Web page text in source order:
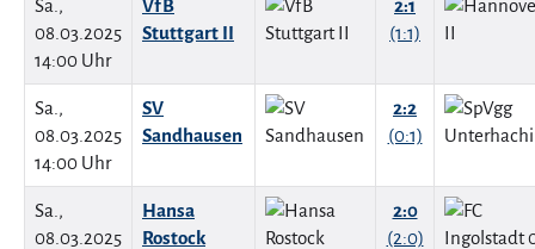
Sa.,
08.03.2025
14:00 Uhr
VfB
Stuttgart II
2:1
(1:1)
Sa.,
08.03.2025
14:00 Uhr
SV
Sandhausen
2:2
(0:1)
Sa.,
08.03.2025
Hansa
Rostock
2:0
(2:0)